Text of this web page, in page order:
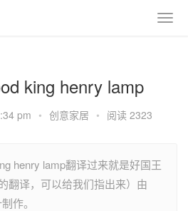
king henry lamp
pm • 创意家居 • 阅读 2323
henry lamp翻译过来就是好国王
翻译，可以给我们指出来）由
作。